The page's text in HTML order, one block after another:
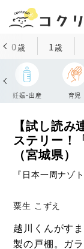
0歳 1歳
妊娠・出産 育児
【試し読
ステリー！
（宮城県）
『日本一周ナゾ
粟生 こずえ
越川くんがす
製の戸棚。ガ